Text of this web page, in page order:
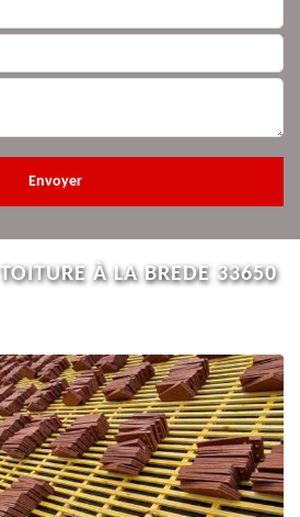
À LA BREDE 33650